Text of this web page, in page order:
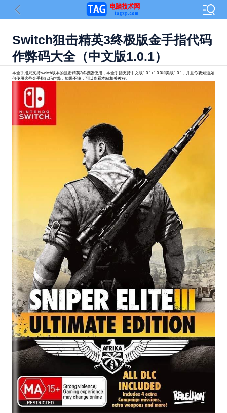
Switch狙击精英3终极版金手指代码
作弊码大全（中文版1.0.1）
本金手指只支持switch版本的狙击精英3终极版使用，本金手指支持中文版1.0.1+1.0.0和美版1.0.1，并且你要知道如
何使用这些金手指代码作弊，如果不懂，可以查看本站相关教程。